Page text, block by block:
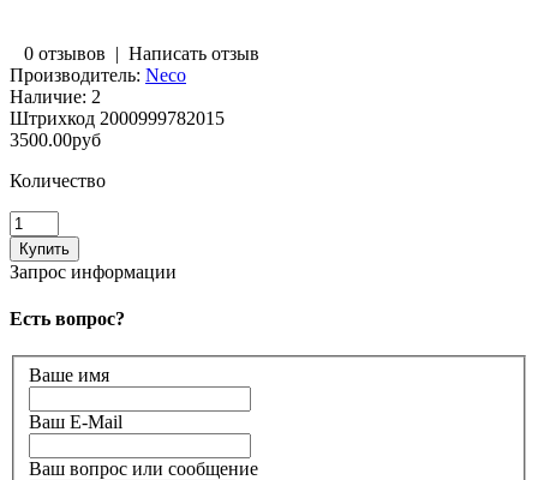
0 отзывов | Написать отзыв
Производитель: Neco
Наличие: 2
Штрихкод 2000999782015
3500.00руб
Количество
Запрос информации
Есть вопрос?
Ваше имя
Ваш E-Mail
Ваш вопрос или сообщение